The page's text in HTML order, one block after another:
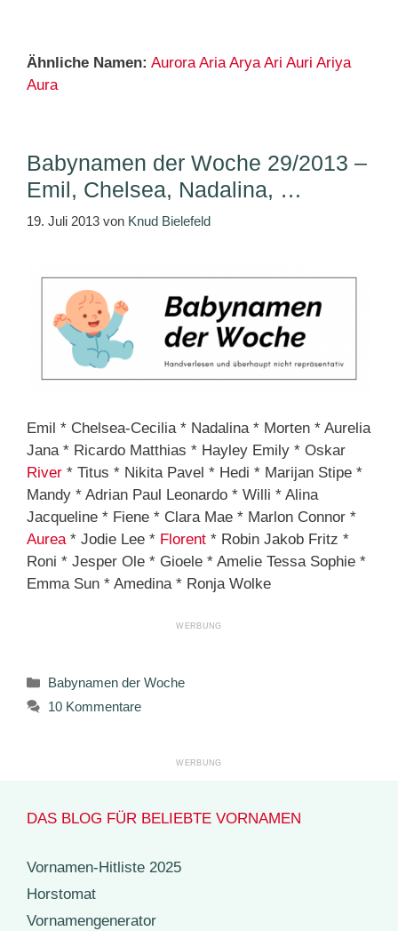
Ähnliche Namen: Aurora Aria Arya Ari Auri Ariya
Aura
Babynamen der Woche 29/2013 –
Emil, Chelsea, Nadalina, …
19. Juli 2013 von Knud Bielefeld
Emil * Chelsea-Cecilia * Nadalina * Morten * Aurelia
Jana * Ricardo Matthias * Hayley Emily * Oskar
River * Titus * Nikita Pavel * Hedi * Marijan Stipe *
Mandy * Adrian Paul Leonardo * Willi * Alina
Jacqueline * Fiene * Clara Mae * Marlon Connor *
Aurea * Jodie Lee * Florent * Robin Jakob Fritz *
Roni * Jesper Ole * Gioele * Amelie Tessa Sophie *
Emma Sun * Amedina * Ronja Wolke
Kategorien
Babynamen der Woche
10 Kommentare
DAS BLOG FÜR BELIEBTE VORNAMEN
Vornamen-Hitliste 2025
Horstomat
Vornamengenerator